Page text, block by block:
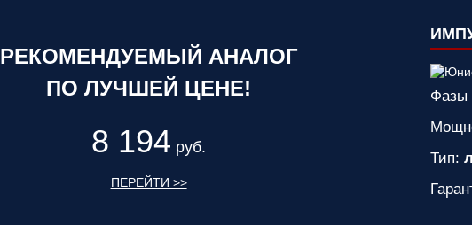
РЕКОМЕНДУЕМЫЙ АНАЛОГ
ПО ЛУЧШЕЙ ЦЕНЕ!
8 194 руб.
ПЕРЕЙТИ >>
Фазы
Тип: